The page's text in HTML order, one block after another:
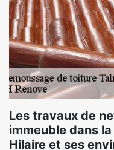
Les travaux de
immeuble dans
Hilaire et ses